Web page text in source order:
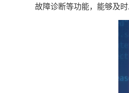
故障诊断等功能，能够及